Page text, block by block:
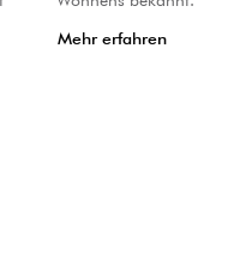
Mehr erfahren